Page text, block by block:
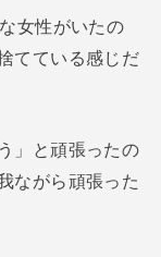
女性がいたの
てている感じだ
」と頑張ったの
ながら頑張った